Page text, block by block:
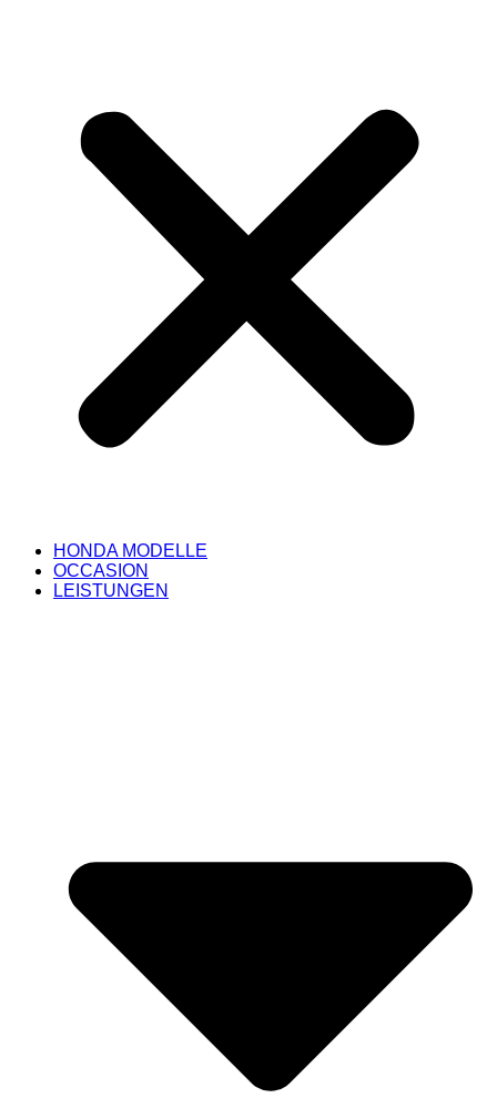
HONDA MODELLE
OCCASION
LEISTUNGEN